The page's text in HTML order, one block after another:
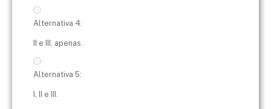
Alternativa 4:
II e III, apenas.
Alternativa 5:
I, II e III.